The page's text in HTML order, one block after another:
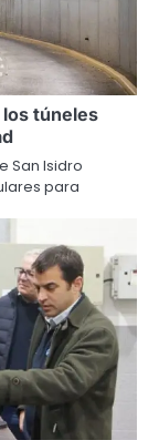
túneles
San Isidro
para